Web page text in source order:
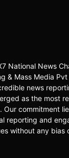
National News
& Mass Media
news
as the most
Our commitment
reporting and
without any bias